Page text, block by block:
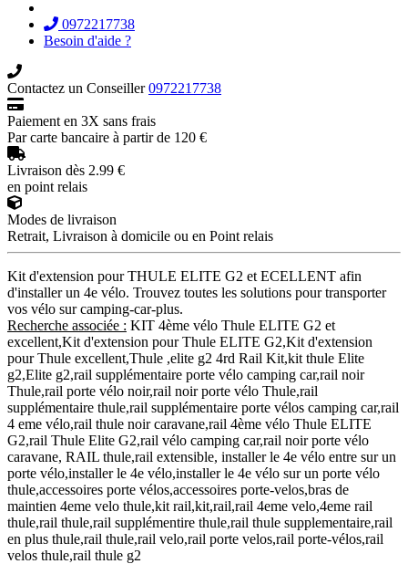
0972217738
Besoin d'aide ?
Contactez un Conseiller0972217738
Paiement en 3X sans frais
Par carte bancaire à partir de 120 €
Livraison dès 2.99 €
en point relais
Modes de livraison
Retrait, Livraison à domicile ou en Point relais
Kit d'extension pour THULE ELITE G2 et ECELLENT afin
d'installer un 4e vélo. Trouvez toutes les solutions pour transporter
vos vélo sur camping-car-plus.
Recherche associée : KIT 4ème vélo Thule ELITE G2 et
excellent,Kit d'extension pour Thule ELITE G2,Kit d'extension
pour Thule excellent,Thule ,elite g2 4rd Rail Kit,kit thule Elite
g2,Elite g2,rail supplémentaire porte vélo camping car,rail noir
Thule,rail porte vélo noir,rail noir porte vélo Thule,rail
supplémentaire thule,rail supplémentaire porte vélos camping car,rail
4 eme vélo,rail thule noir caravane,rail 4ème vélo Thule ELITE
G2,rail Thule Elite G2,rail vélo camping car,rail noir porte vélo
caravane, RAIL thule,rail extensible, installer le 4e vélo entre sur un
porte vélo,installer le 4e vélo,installer le 4e vélo sur un porte vélo
thule,accessoires porte vélos,accessoires porte-velos,bras de
maintien 4eme velo thule,kit rail,kit,rail,rail 4eme velo,4eme rail
thule,rail thule,rail supplémentire thule,rail thule supplementaire,rail
en plus thule,rail thule,rail velo,rail porte velos,rail porte-vélos,rail
velos thule,rail thule g2